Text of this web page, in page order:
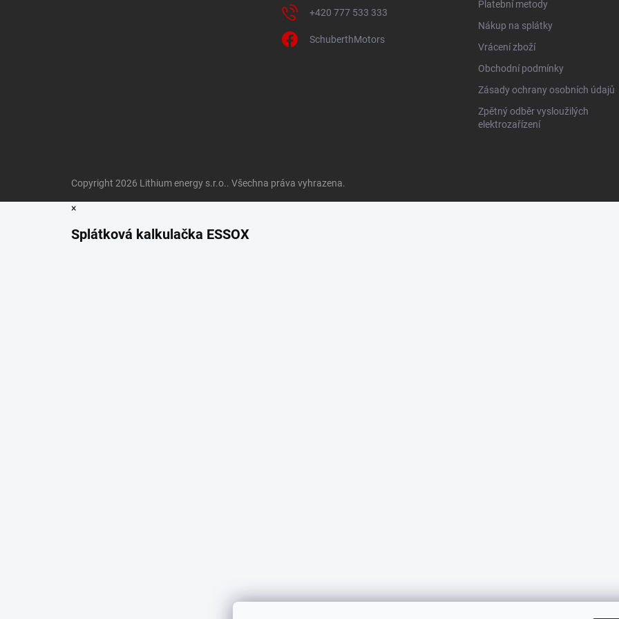
+420 777 533 333
SchuberthMotors
Platební metody
Nákup na splátky
Vrácení zboží
Obchodní podmínky
Zásady ochrany osobních údajů
Zpětný odběr vysloužilých
elektrozařízení
Copyright 2026 Lithium energy s.r.o.. Všechna práva vyhrazena.
×
Splátková kalkulačka ESSOX